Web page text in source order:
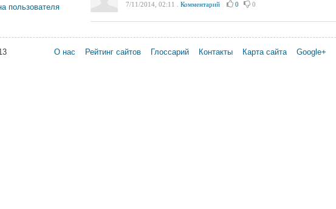
пользователя 7/11/2014, 02:11 Комментарий 0 0
О нас Рейтинг сайтов Глоссарий Контакты Карта сайта Google+